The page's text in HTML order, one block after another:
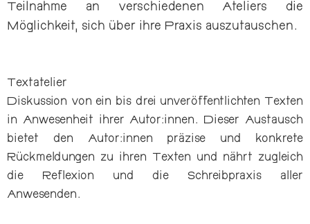
Teilnahme an verschiedenen Ateliers die
Möglichkeit, sich über ihre Praxis auszutauschen.
Textatelier
Diskussion von ein bis drei unveröffentlichten Texten
in Anwesenheit ihrer Autor:innen. Dieser Austausch
bietet den Autor:innen präzise und konkrete
Rückmeldungen zu ihren Texten und nährt zugleich
die Reflexion und die Schreibpraxis aller
Anwesenden.